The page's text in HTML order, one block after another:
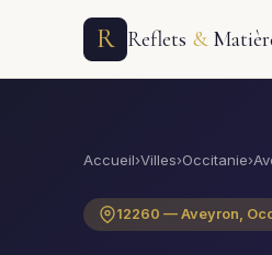
R Reflets &
Accueil›Villes›Occitanie›
12260 — Aveyron,